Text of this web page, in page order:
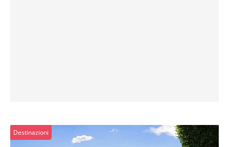
Destinazioni